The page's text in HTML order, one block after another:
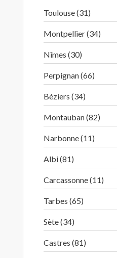
Toulouse (31)
Montpellier (34)
Nîmes (30)
Perpignan (66)
Béziers (34)
Montauban (82)
Narbonne (11)
Albi (81)
Carcassonne (11)
Tarbes (65)
Sète (34)
Castres (81)